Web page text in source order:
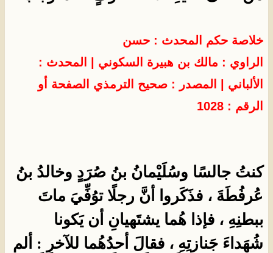
خلاصة حكم المحدث : حسن
الراوي : مالك بن هبيرة السكوني
| المحدث :
الألباني
| المصدر : صحيح الترمذي
الصفحة أو
الرقم : 1028
كنتُ جالسًا وسُلَيْمانُ بنُ صُرَدٍ وخالدُ بنُ
عُرفُطَةَ ، فذَكَروا أنَّ رجلًا توُفِّيَ ماتَ
ببطنِهِ ، فإذا هُما يشتَهيانِ أن يَكونا
شُهَداءَ جَنازتِهِ ، فقالَ أحدُهُما للآخرِ : ألم